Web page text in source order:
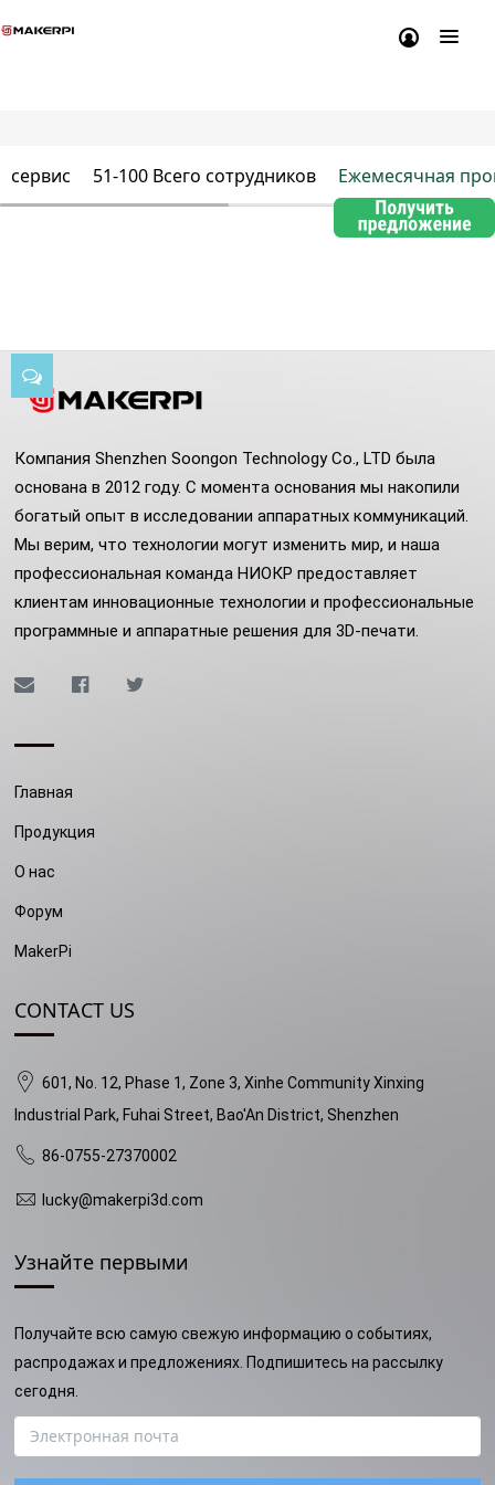
сервис 51-100 Всего сотрудников Ежемесячная
Компания Shenzhen Soongon Technology Co., LTD была
основана в 2012 году. С момента основания мы накопили
богатый опыт в исследовании аппаратных коммуникаций.
Мы верим, что технологии могут изменить мир, и наша
профессиональная команда НИОКР предоставляет
клиентам инновационные технологии и профессиональные
программные и аппаратные решения для 3D-печати.
Главная
Продукция
О нас
Форум
MakerPi
CONTACT US
601, No. 12, Phase 1, Zone 3, Xinhe Community Xinxing
Industrial Park, Fuhai Street, Bao'An District, Shenzhen
86-0755-27370002
lucky@makerpi3d.com
Узнайте первыми
Получайте всю самую свежую информацию о событиях,
распродажах и предложениях. Подпишитесь на рассылку
сегодня.